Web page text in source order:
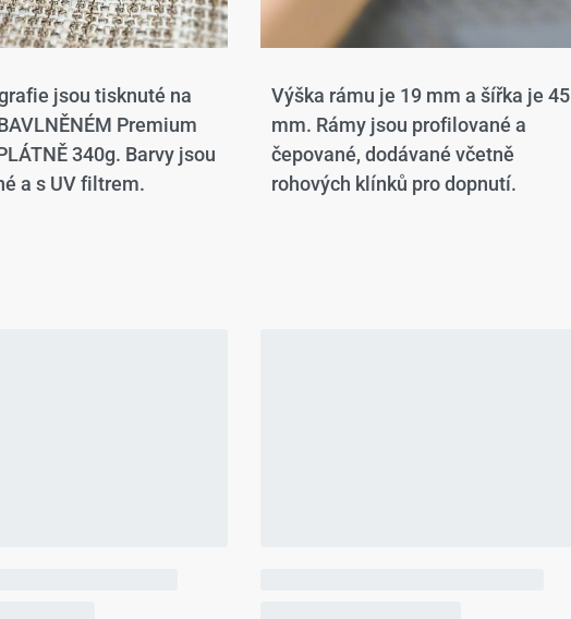
jsou tisknuté na
Premium
340g. Barvy jsou
a s UV filtrem.
Výška rámu je 19 mm a šířka je 45
mm. Rámy jsou profilované a
čepované, dodávané včetně
rohových klínků pro dopnutí.